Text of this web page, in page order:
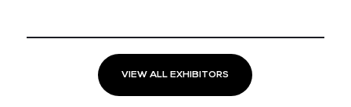
VIEW ALL EXHIBITORS